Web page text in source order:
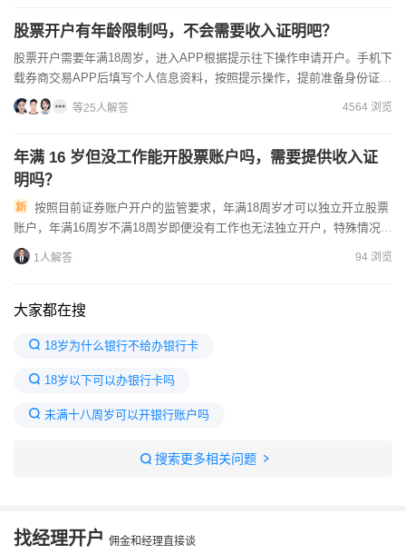
股票开户有年龄限制吗，不会需要收入证明吧？
股票开户需要年满18周岁，进入APP根据提示往下操作申请开户。手机下
载券商交易APP后填写个人信息资料，按照提示操作，提前准备身份证和
银行卡，支持同花顺和通达信登录。网上开户...
等25人解答 4564 浏览
年满 16 岁但没工作能开股票账户吗，需要提供收入证
明吗？
账户，年满16周岁不满18周岁即便没有工作也无法独立开户，特殊情况下
可以凭合法的收入证明办理开户，不过实际开户中这类情况审...
1人解答 94 浏览
大家都在搜
18岁为什么银行不给办银行卡
18岁以下可以办银行卡吗
未满十八周岁可以开银行账户吗
16岁怎么提供收入证明 未成年收入证明怎么开
搜索更多相关问题
找经理开户 佣金和经理直接谈